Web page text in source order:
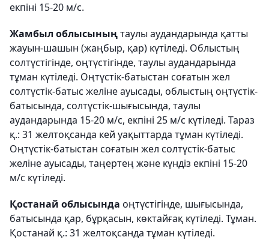
екпіні 15-20 м/с.
Жамбыл облысыныңтаулы аудандарында қатты
жауын-шашын (жаңбыр, қар) күтіледі. Облыстың
солтүстігінде, оңтүстігінде, таулы аудандарында
тұман күтіледі. Оңтүстік-батыстан соғатын жел
солтүстік-батыс желіне ауысады, облыстың оңтүстік-
батысында, солтүстік-шығысында, таулы
аудандарында 15-20 м/с, екпіні 25 м/с күтіледі. Тараз
қ.: 31 желтоқсанда кей уақыттарда тұман күтіледі.
Оңтүстік-батыстан соғатын жел солтүстік-батыс
желіне ауысады, таңертең және күндіз екпіні 15-20
м/с күтіледі.
Қостанай облысында оңтүстігінде, шығысында,
батысында қар, бұрқасын, көктайғақ күтіледі. Тұман.
Қостанай қ.: 31 желтоқсанда тұман күтіледі.